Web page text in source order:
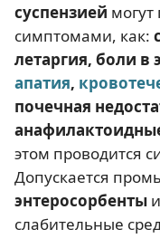
суспензией
симптомами, как:
летаргия, боли
апатия,
почечная
этом проводится
Допускается
энтеросорбенты
слабительные